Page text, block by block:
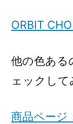
ORBIT
他の色ある
ェックし
商品ページ